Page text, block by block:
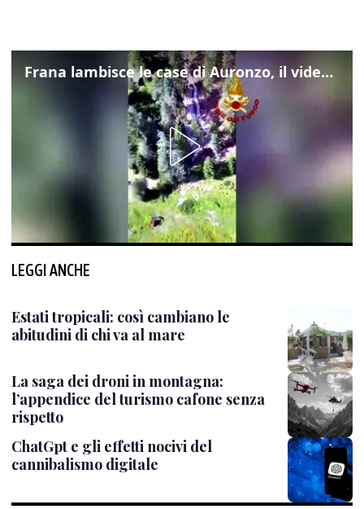
Frana lambisce le case di Auronzo, il video dall'elicottero dei vigili del fuoco
LEGGI ANCHE
Estati tropicali: così cambiano le
abitudini di chi va al mare
La saga dei droni in montagna:
l’appendice del turismo cafone senza
rispetto
ChatGpt e gli effetti nocivi del
cannibalismo digitale